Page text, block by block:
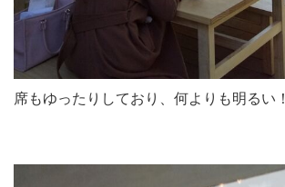
席もゆったりしており、何よりも明るい！